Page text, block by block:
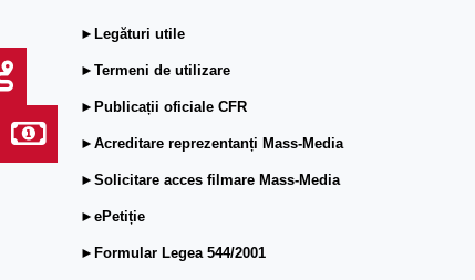
►Legături utile
►Termeni de utilizare
►Publicații oficiale CFR
►Acreditare reprezentanți Mass-Media
►Solicitare acces filmare Mass-Media
►ePetiție
►Formular Legea 544/2001